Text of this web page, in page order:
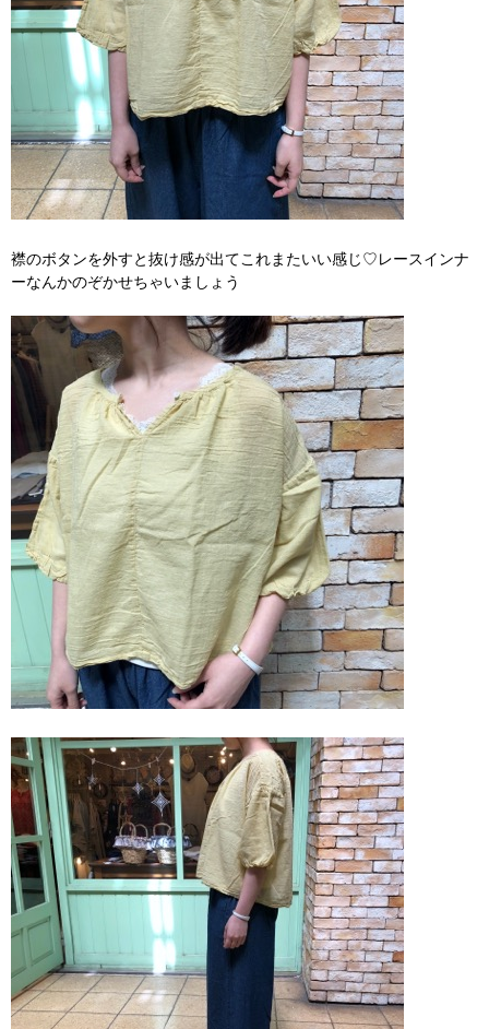
襟のボタンを外すと抜け感が出てこれまたいい感じ♡レースインナ
ーなんかのぞかせちゃいましょう